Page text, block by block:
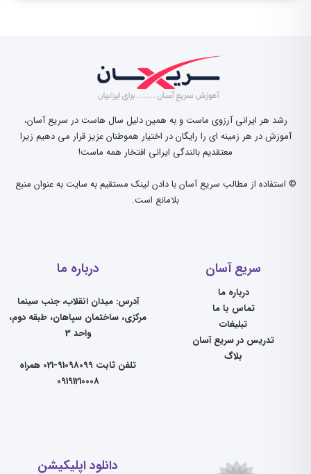
رشد هر ایرانی آرزوی ماست و به همین دلیل سال هاست در سریع آسان،
آموزش در هر زمینه ای را رایگان در اختیار هموطنان عزیز قرار می دهیم زیرا
معتقدیم بالندگی ایرانی افتخار همه ماست!
© استفاده از مطالب سریع آسان با دادن لینک مستقیم به سایت به عنوان منبع
بلامانع است.
سریع آسان
درباره ما
تماس با ما
تبلیغات
تدریس در سریع آسان
بلاگ
درباره ما
آدرس: میدان انقلاب، جنب سینما
مرکزی، ساختمان سپاهان، طبقه دوم،
واحد 3
تلفن ثابت 91098099-021 همراه
09191210008
دانلود اپلیکیشن